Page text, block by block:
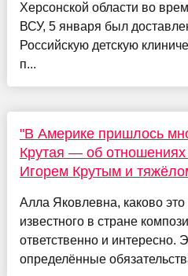
Херсонской области во
ВСУ, 5 января был
Российскую детскую
п...
"В Америке пришлось
Крутая — об
Игорем Крутым и
Алла Яковлевна, каково
известного в стране
ответственно и интересно.
определённые